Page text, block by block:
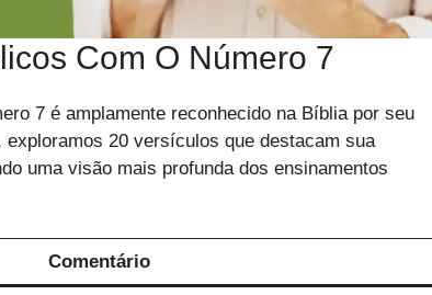
Com O Número 7
7 é amplamente reconhecido na Bíblia por seu
20 versículos que destacam sua
uma visão mais profunda dos ensinamentos
Comentário